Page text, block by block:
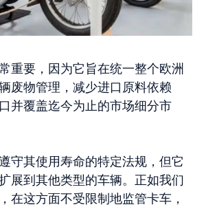
重要，因为它旨在统一整个欧洲
废物管理，减少进口原料依赖
并覆盖迄今为止的市场细分市
守其使用寿命的特定法规，但它
展到其他类型的车辆。正如我们
在这方面不受限制地监管卡车，